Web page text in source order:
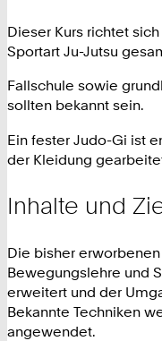
Dieser Kurs richtet
Sportart Ju-Jutsu
Fallschule sowie
sollten bekannt sein.
Ein fester Judo-Gi ist
der Kleidung
Inhalte und
Die bisher
Bewegungslehre und
erweitert und der
Bekannte Techniken
angewendet.